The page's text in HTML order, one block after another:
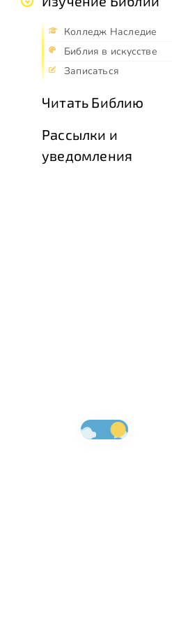
Колледж Наследие
Библия в искусстве
Записаться
Читать Библию
Рассылки и
уведомления